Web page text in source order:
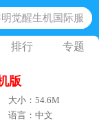
觉醒生机国际服
服
跑酷体验服版本
共庆周年
排行 专题
版
大小：54.6M
语言：中文